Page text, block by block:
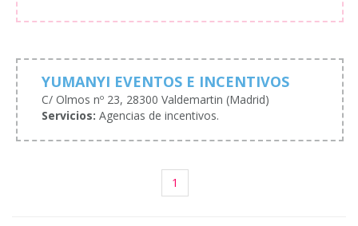
YUMANYI EVENTOS E INCENTIVOS
C/ Olmos nº 23, 28300 Valdemartin (Madrid)
Servicios: Agencias de incentivos.
1